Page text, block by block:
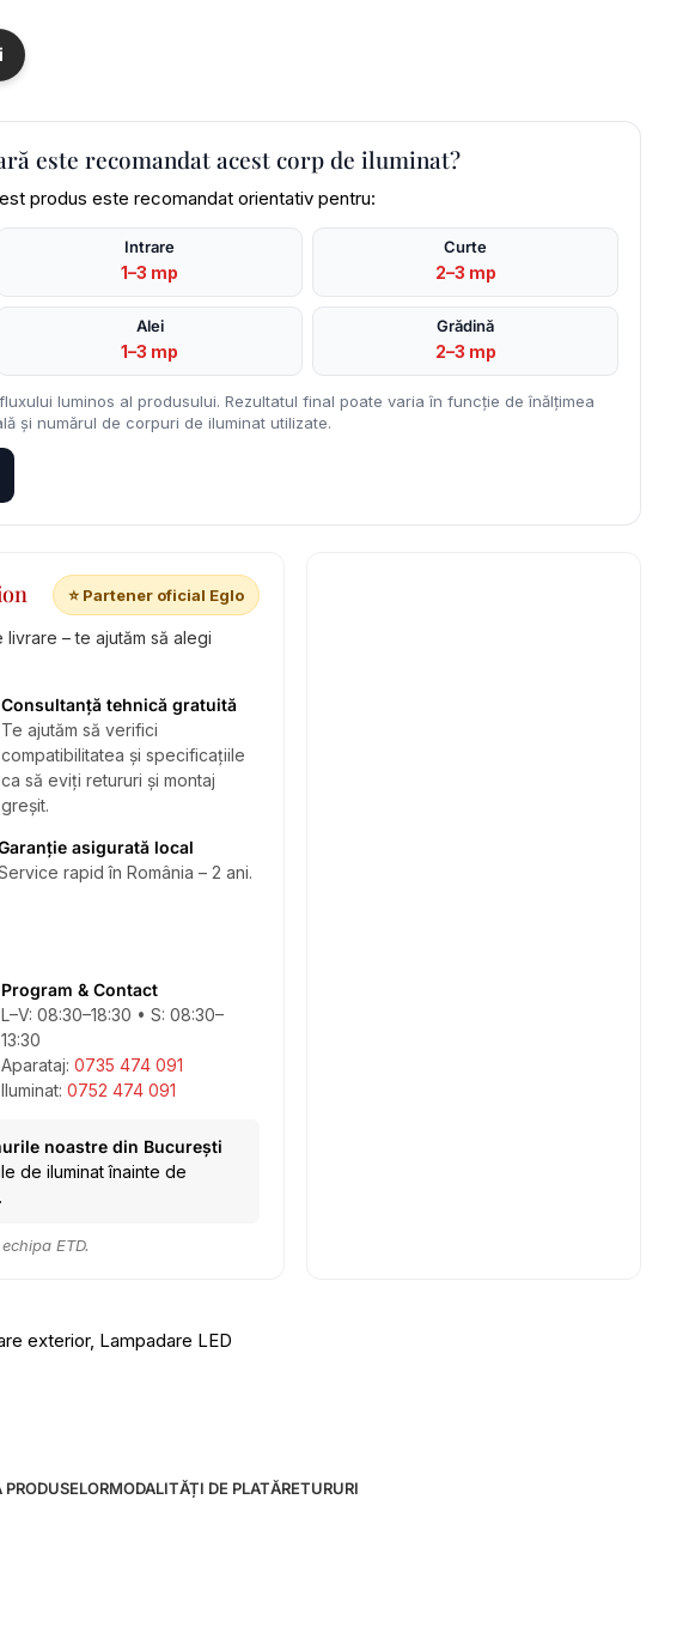
este recomandat acest corp de iluminat?
produs este recomandat orientativ pentru:
Intrare
1–3 mp
Curte
2–3 mp
Alei
1–3 mp
Grădină
2–3 mp
luminos al produsului. Rezultatul final poate varia în funcție de înălțimea
și numărul de corpuri de iluminat utilizate.
⭐ Partener oficial Eglo
– te ajutăm să alegi
Consultanță tehnică gratuită
Te ajutăm să verifici
compatibilitatea și specificațiile
ca să eviți retururi și montaj
greșit.
asigurată local
rapid în România – 2 ani.
Program & Contact
L–V: 08:30–18:30 • S: 08:30–
13:30
Aparataj: 0735 474 091
Iluminat: 0752 474 091
noastre din București
de iluminat înainte de
ETD.
exterior, Lampadare LED
PRODUSELORMODALITĂȚI DE PLATĂRETURURI